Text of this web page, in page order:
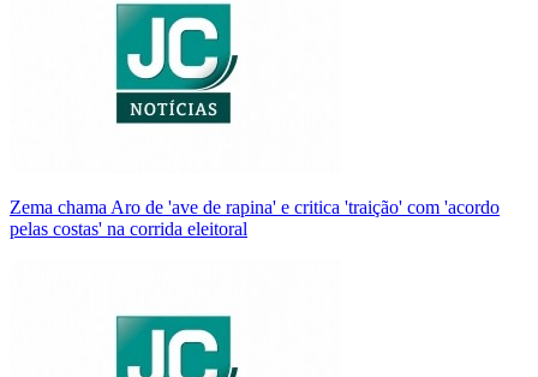
Zema chama Aro de 'ave de rapina' e critica 'traição' com 'acordo
pelas costas' na corrida eleitoral